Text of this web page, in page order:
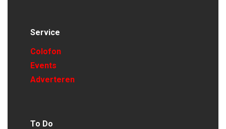
Service
Colofon
Events
Adverteren
To Do